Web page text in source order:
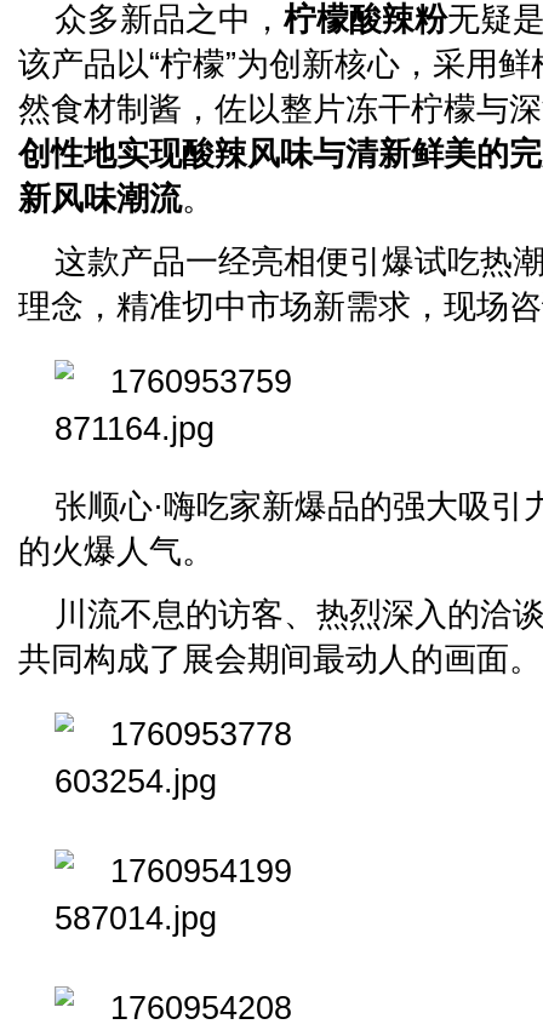
众多新品之中， 柠檬酸辣粉无疑
该产品以“柠檬”为创新核心，采用
然食材制酱，佐以整片冻干柠檬与
创性地实现酸辣风味与清新鲜美的
新风味潮流。
这款产品一经亮相便引爆试吃热
理念，精准切中市场新需求，现场
张顺心·嗨吃家新爆品的强大吸引
的火爆人气。
川流不息的访客、热烈深入的洽
共同构成了展会期间最动人的画面。